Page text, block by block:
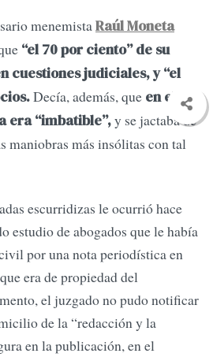
menemistaRaúl Moneta
“el 70 por ciento” de su
cuestiones judiciales, y “el
Decía, además, que en el
era “imbatible”,y se jactaba de
maniobras más insólitas con tal
escurridizas le ocurrió hace
estudio de abogados que le había
por una nota periodística en
era de propiedad del
el juzgado no pudo notificar
de la “redacción y la
en la publicación, en el